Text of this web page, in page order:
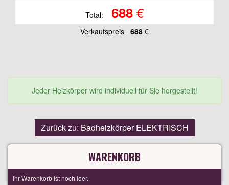
Total: 688€
Verkaufspreis 688 €
Jeder Heizkörper wird individuell für Sie hergestellt!
Zurück zu: Badheizkörper ELEKTRISCH
WARENKORB
Ihr Warenkorb ist noch leer.